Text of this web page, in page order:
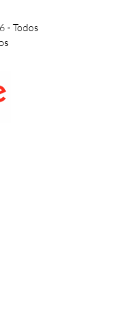
- Todos